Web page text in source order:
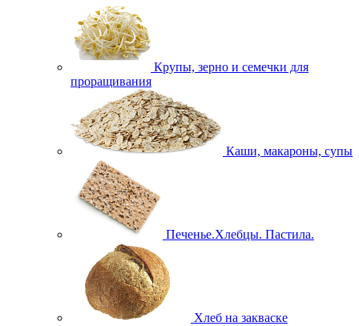
Крупы, зерно и семечки для
проращивания
Каши, макароны, супы
Печенье.Хлебцы. Пастила.
Хлеб на закваске